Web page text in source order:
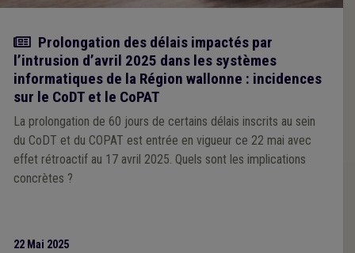
Actualité
Prolongation des délais impactés par
l’intrusion d’avril 2025 dans les systèmes
informatiques de la Région wallonne : incidences
sur le CoDT et le CoPAT
La prolongation de 60 jours de certains délais inscrits au sein
du CoDT et du COPAT est entrée en vigueur ce 22 mai avec
effet rétroactif au 17 avril 2025. Quels sont les implications
concrètes ?
22 Mai 2025